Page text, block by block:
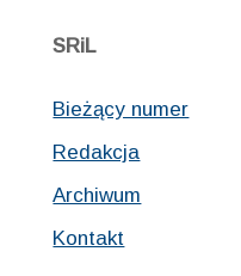
SRiL
Bieżący numer
Redakcja
Archiwum
Kontakt